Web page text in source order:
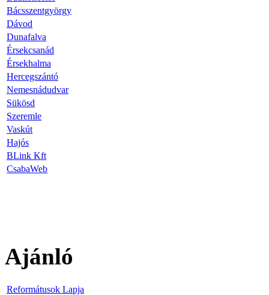
Bácsszentgyörgy
Dávod
Dunafalva
Érsekcsanád
Érsekhalma
Hercegszántó
Nemesnádudvar
Sükösd
Szeremle
Vaskút
Hajós
BLink Kft
CsabaWeb
Ajánló
Reformátusok Lapja